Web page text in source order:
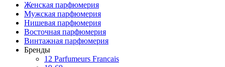
Женская парфюмерия
Мужская парфюмерия
Нишевая парфюмерия
Восточная парфюмерия
Винтажная парфюмерия
Бренды
12 Parfumeurs Francais